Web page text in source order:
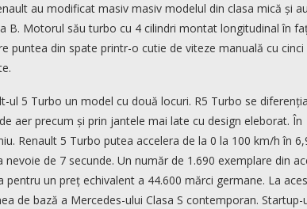
au modificat masiv masiv modelul din clasa mică și
Motorul său turbo cu 4 cilindri montat longitudinal în
puntea din spate printr-o cutie de viteze manuală cu cinci
5 Turbo un model cu două locuri. R5 Turbo se
aer precum și prin jantele mai late cu design eleborat. În
Renault 5 Turbo putea accelera de la 0 la 100 km/h în
de 7 secunde. Un număr de 1.690 exemplare din
un preț echivalent a 44.600 mărci germane. La
de bază a Mercedes-ului Clasa S contemporan. Startup-